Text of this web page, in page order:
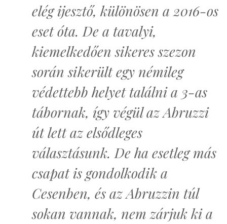
elég ijesztő, különösen a 2016-os
eset óta. De a tavalyi,
kiemelkedően sikeres szezon
során sikerült egy némileg
védettebb helyet találni a 3-as
tábornak, így végül az Abruzzi
út lett az elsődleges
választásunk. De ha esetleg más
csapat is gondolkodik a
Cesenben, és az Abruzzin túl
sokan vannak, nem zárjuk ki a